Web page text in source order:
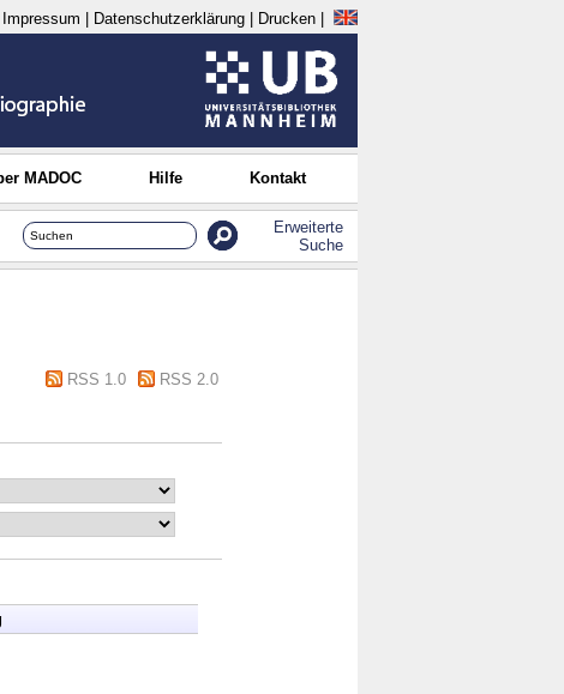
Impressum Datenschutzerklärung Drucken
MADOC Hilfe Kontakt
Erweiterte
Suche
RSS 1.0
RSS 2.0